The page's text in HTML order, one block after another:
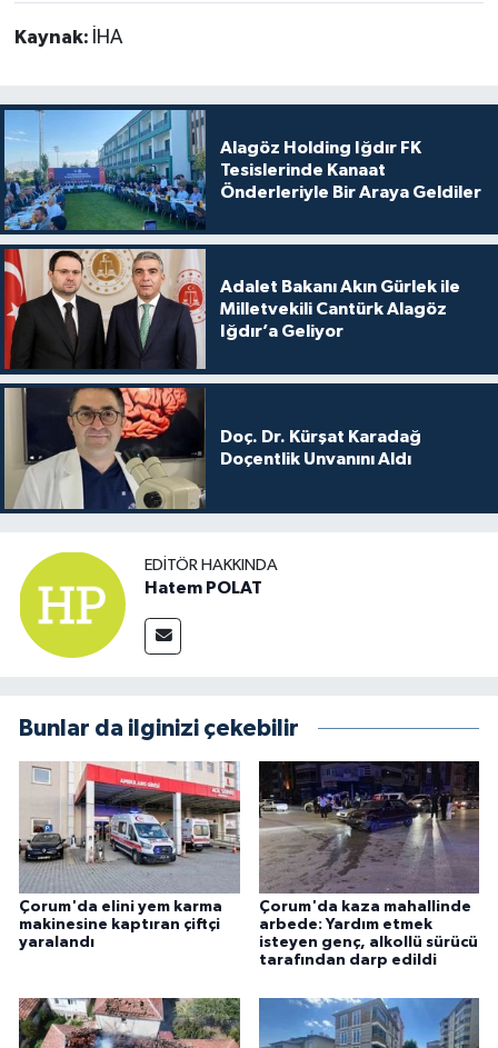
Kaynak: İHA
Alagöz Holding Iğdır FK
Tesislerinde Kanaat
Önderleriyle Bir Araya Geldiler
Adalet Bakanı Akın Gürlek ile
Milletvekili Cantürk Alagöz
Iğdır’a Geliyor
Doç. Dr. Kürşat Karadağ
Doçentlik Unvanını Aldı
EDITÖR HAKKINDA
Hatem POLAT
Bunlar da ilginizi çekebilir
Çorum'da elini yem karma
makinesine kaptıran çiftçi
yaralandı
Çorum'da kaza mahallinde
arbede: Yardım etmek
isteyen genç, alkollü sürücü
tarafından darp edildi